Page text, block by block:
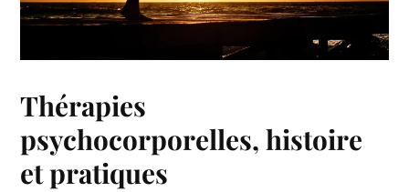
Thérapies
psychocorporelles, histoire
et pratiques